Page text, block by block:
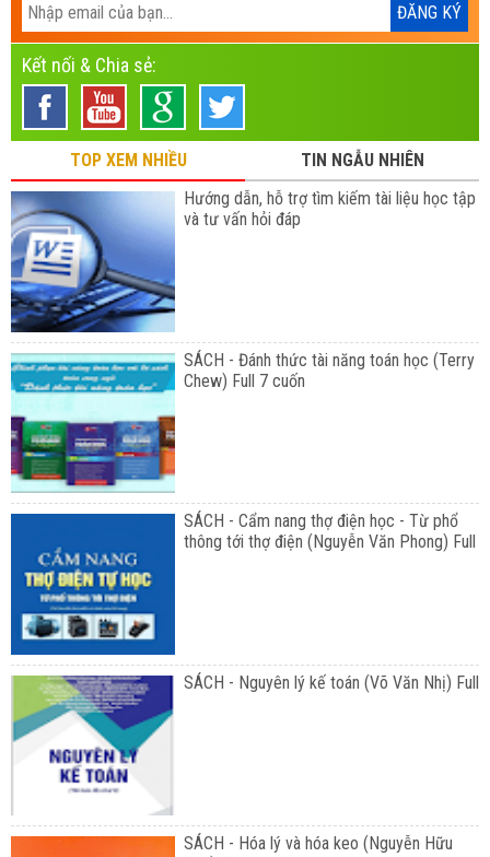
Kết nối & Chia sẻ:
TOP XEM NHIỀU
TIN NGẪU NHIÊN
Hướng dẫn, hỗ trợ tìm kiếm tài liệu học tập
và tư vấn hỏi đáp
SÁCH - Đánh thức tài năng toán học (Terry
Chew) Full 7 cuốn
SÁCH - Cẩm nang thợ điện học - Từ phổ
thông tới thợ điện (Nguyễn Văn Phong) Full
SÁCH - Nguyên lý kế toán (Võ Văn Nhị) Full
SÁCH - Hóa lý và hóa keo (Nguyễn Hữu